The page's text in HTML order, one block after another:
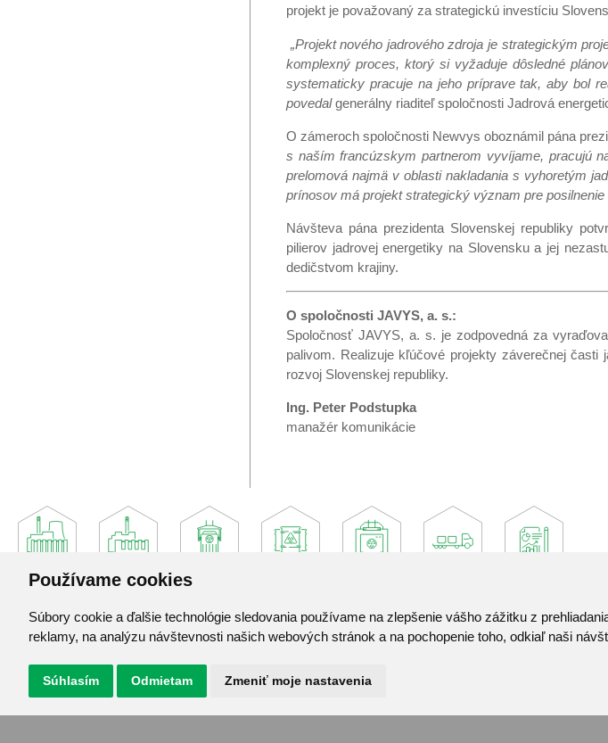
Používame cookies
Súbory cookie a ďalšie technológie sledovania používame na zlepšenie vášho zážitku z
reklamy, na analýzu návštevnosti našich webových stránok a na pochopenie toho, odkiaľ naši
Súhlasím Odmietam Zmeniť moje nastavenia
projekt je považovaný za strategickú investíciu
„Projekt nového jadrového zdroja je strategickým
komplexný proces, ktorý si vyžaduje dôsledné
systematicky pracuje na jeho príprave tak, aby bol
povedalgenerálny riaditeľ spoločnosti Jadrová
O zámeroch spoločnosti Newvys oboznámil pána
s naším francúzskym partnerom vyvíjame, pracujú
prelomová najmä v oblasti nakladania s vyhoretým
prínosov má projekt strategický význam pre
Návšteva pána prezidenta Slovenskej republiky
pilierov jadrovej energetiky na Slovensku a jej
dedičstvom krajiny.
O spoločnosti JAVYS, a. s.:
Spoločnosť JAVYS, a. s. je zodpovedná za
palivom. Realizuje kľúčové projekty záverečnej
rozvoj Slovenskej republiky.
Ing. Peter Podstupka
manažér komunikácie
Jadrová a vyraďovacia spoločnosť, a. s.
919 30 Jaslovské Bohunice